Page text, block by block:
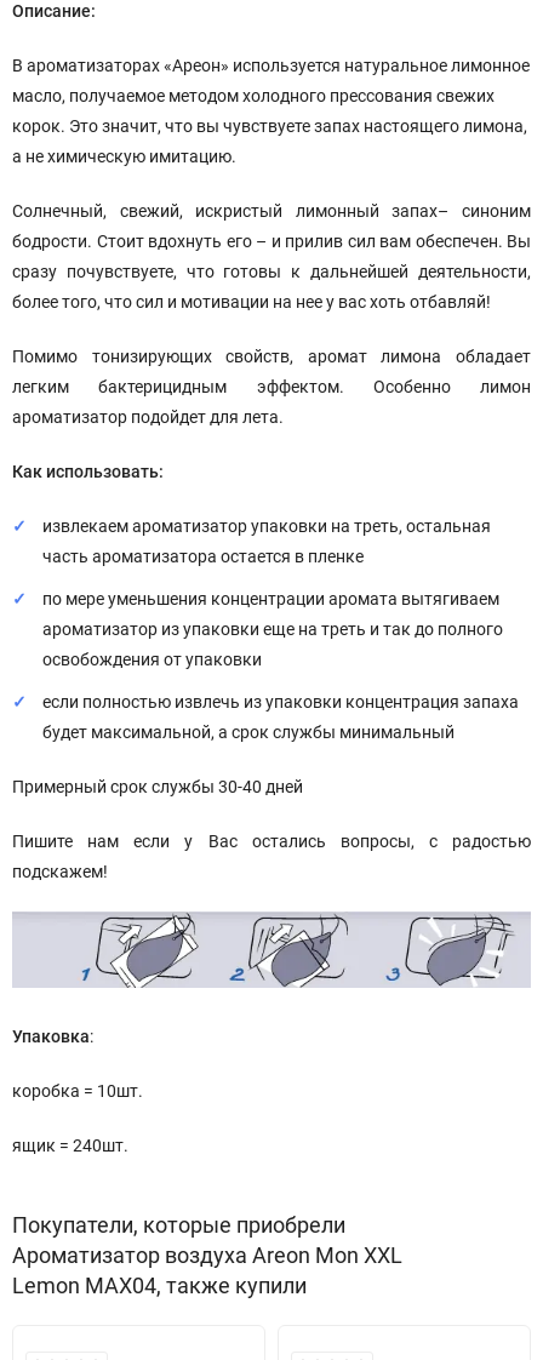
Описание:
В ароматизаторах «Ареон» используется натуральное лимонное
масло, получаемое методом холодного прессования свежих
корок. Это значит, что вы чувствуете запах настоящего лимона,
а не химическую имитацию.
Солнечный, свежий, искристый лимонный запах– синоним
бодрости. Стоит вдохнуть его – и прилив сил вам обеспечен. Вы
сразу почувствуете, что готовы к дальнейшей деятельности,
более того, что сил и мотивации на нее у вас хоть отбавляй!
Помимо тонизирующих свойств, аромат лимона обладает
легким бактерицидным эффектом. Особенно лимон
ароматизатор подойдет для лета.
Как использовать:
извлекаем ароматизатор упаковки на треть, остальная
часть ароматизатора остается в пленке
по мере уменьшения концентрации аромата вытягиваем
ароматизатор из упаковки еще на треть и так до полного
освобождения от упаковки
если полностью извлечь из упаковки концентрация запаха
будет максимальной, а срок службы минимальный
Примерный срок службы 30-40 дней
Пишите нам если у Вас остались вопросы, с радостью
подскажем!
Упаковка:
коробка = 10шт.
ящик = 240шт.
Покупатели, которые приобрели
Ароматизатор воздуха Areon Mon XXL
Lemon MAX04, также купили